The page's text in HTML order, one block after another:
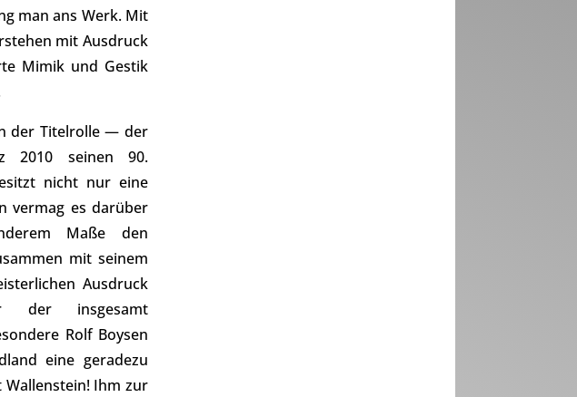
man ans Werk. Mit
mit Ausdruck
Mimik und Gestik
der Titelrolle — der
2010 seinen 90.
nicht nur eine
vermag es darüber
Maße den
mit seinem
Ausdruck
der insgesamt
Rolf Boysen
eine geradezu
Wallenstein! Ihm zur